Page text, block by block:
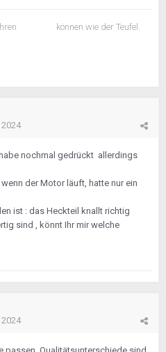
fahren können wie der Teufel.
nochmal gedrückt allerdings
der Motor läuft, hatte nur ein
ist : das Heckteil knallt richtig
sind , könnt Ihr mir welche